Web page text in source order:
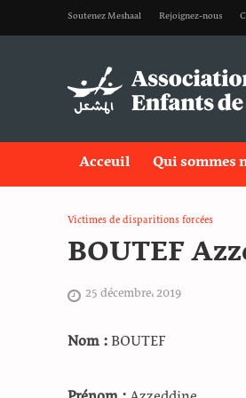
Soutenez Meshaal Rejoignez-nous
Acceuil Qui sommes
Victimes de disparitions forcées
BOUTEF
25 décembre، 2019
Nom :BOUTEF